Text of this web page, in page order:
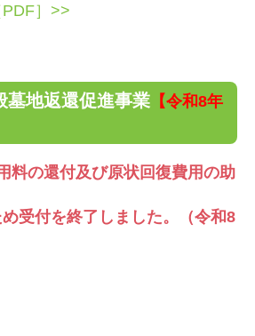
］>>
墓地返還促進事業 【令和8年
料の還付及び原状回復費用の助
受付を終了しました。（令和8